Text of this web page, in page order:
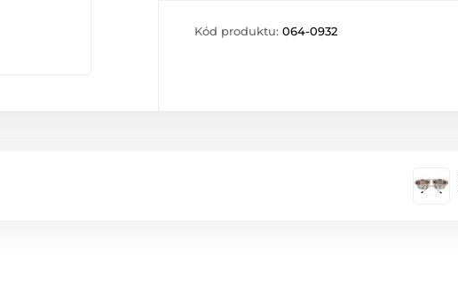
Kód produktu: 064-0932